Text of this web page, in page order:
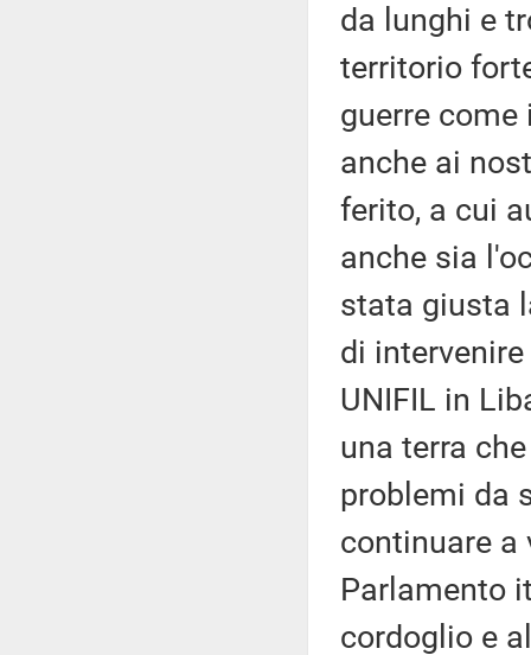
da lunghi e
territorio
guerre come
anche ai
ferito, a cui
anche sia
stata giusta
di
UNIFIL in
una terra
problemi da
continuare a
Parlamento
cordoglio e